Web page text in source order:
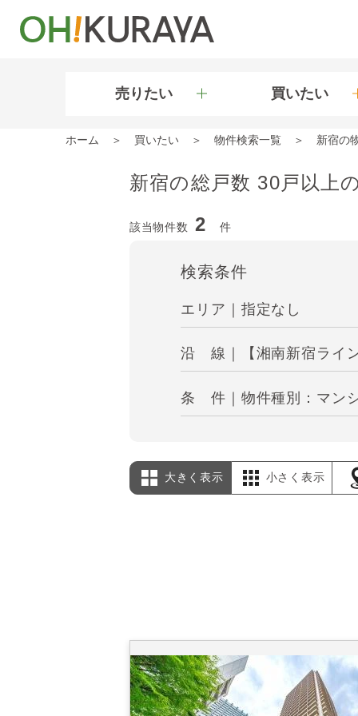
売りたい 買いたい
ホーム 買いたい 物件検索一覧 新宿の
新宿の総戸数 30戸以上
該当物件数 2 件
検索条件
エリア｜指定なし
沿 線｜【湘南新宿ライ
条 件｜物件種別：マン
大きく表示 小さく表示